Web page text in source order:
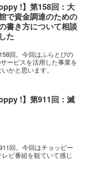
!】第158回：大
で資金調達のための
書き方について相談
た
回。今回はふらとぴの
ービスを活用した事業を
かと思います。
!】第911回：滅
回。今回はチョッピー
ビ番組を観ていて感じ